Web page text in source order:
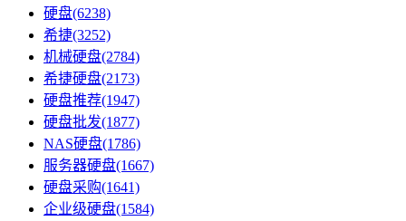
硬盘(6238)
希捷(3252)
机械硬盘(2784)
希捷硬盘(2173)
硬盘推荐(1947)
硬盘批发(1877)
NAS硬盘(1786)
服务器硬盘(1667)
硬盘采购(1641)
企业级硬盘(1584)